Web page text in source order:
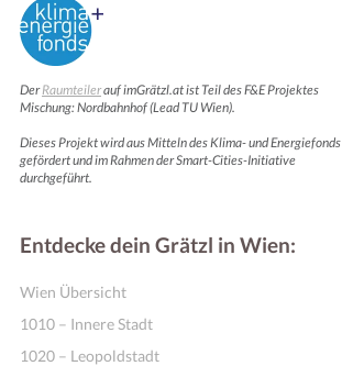
DerRaumteilerauf imGrätzl.at ist Teil des F&E Projektes
Mischung: Nordbahnhof (Lead TU Wien).
Dieses Projekt wird aus Mitteln des Klima- und Energiefonds
gefördert und im Rahmen der Smart-Cities-Initiative
durchgeführt.
Entdecke dein Grätzl in Wien:
Wien Übersicht
1010 – Innere Stadt
1020 – Leopoldstadt